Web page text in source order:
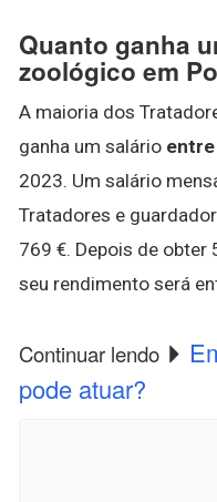
Quanto ganha
zoológico em
A maioria dos
ganha um salário entre
2023. Um salário
Tratadores e
769 €. Depois de obter
seu rendimento será
Continuar lendo
pode atuar?